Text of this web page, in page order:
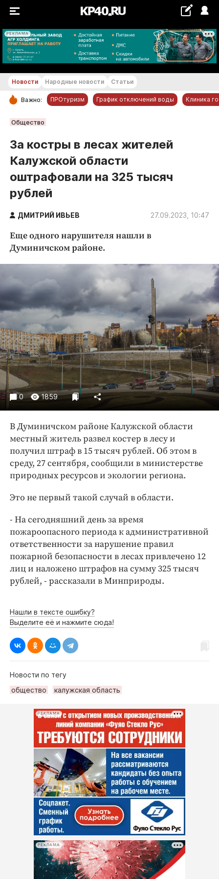
РЕКЛАМА
+17...+18 °С
РУБРИКИ
Новости компаний
Статьи
Народные новости
Авто и транспорт
Благоустройство
Культура
Недвижимость и ЖКХ
Образование
Общество
Праздники
Происшествия
Спорт
Экономика и бизнес
ПРОЕКТЫ
Блоги
Издания
Медиаперсона
Интересное чтиво
Клиника года
Бренд года
Новости Народные новости Статьи
Важно: ПРОтуризм График отключений воды Клиника
Общество
За костры в лесах жителей
Калужской области
оштрафовали на 325 тысяч
рублей
ДМИТРИЙ ИВЬЕВ 27.09.2023, 10:47
Еще одного нарушителя нашли в
Думиничском районе.
0 1859
В Думиничском районе Калужской области
местный житель развел костер в лесу и
получил штраф в 15 тысяч рублей. Об этом в
среду, 27 сентября, сообщили в министерстве
природных ресурсов и экологии региона.
Это не первый такой случай в области.
- На сегодняшний день за время
пожароопасного периода к административной
ответственности за нарушение правил
пожарной безопасности в лесах привлечено 12
лиц и наложено штрафов на сумму 325 тысяч
рублей, - рассказали в Минприроды.
Нашли в тексте ошибку?
Выделите её и нажмите сюда!
Новости по тегу
общество
калужская область
РЕКЛАМА
РЕКЛАМА